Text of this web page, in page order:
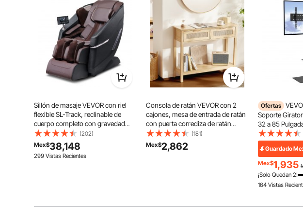
Con una altura de 460 mm, nuestra mesa auxiliar de acrílico encaja
¡Permite un fácil acceso a los objetos a su
Sillón de masaje VEVOR con riel
flexible SL-Track, reclinable de
cuerpo completo con gravedad
cero, 10-18 modos automáticos,
shiatsu 3D, calefacción, altavoz
Bluetooth, airbag, rodillo para pies
y pantalla táctil.
(202)
Mex$38,148
299 Vistas Recientes
Consola de ratán VEVOR con 2
cajones, mesa de entrada de ratán
con puerta corrediza de ratán
natural, consola para sala de estar,
estudio, entrada o pared de TV,
color natural.
(181)
Mex$2,862
Ofertas
Soporte
32 a 85
de Piso portátil
con Base de
Dormitorio,
Guardado
Mex$1,935
¡Solo Quedan 2!
164 Vistas